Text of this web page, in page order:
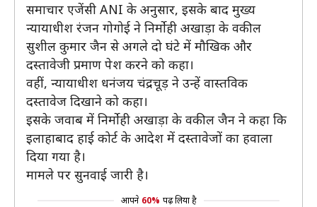
समाचार एजेंसी ANI के अनुसार, इसके बाद मुख्य
न्यायाधीश रंजन गोगोई ने निर्मोही अखाड़ा के वकील
सुशील कुमार जैन से अगले दो घंटे में मौखिक और
दस्तावेजी प्रमाण पेश करने को कहा।
वहीं, न्यायाधीश धनंजय चंद्रचूड़ ने उन्हें वास्तविक
दस्तावेज दिखाने को कहा।
इसके जवाब में निर्मोही अखाड़ा के वकील जैन ने कहा कि
इलाहाबाद हाई कोर्ट के आदेश में दस्तावेजों का हवाला
दिया गया है।
मामले पर सुनवाई जारी है।
आपने 60% पढ़ लिया है